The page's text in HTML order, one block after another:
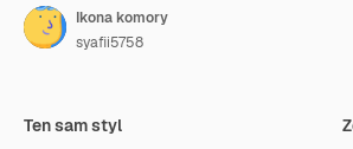
Ikona komory
syafii5758
Ten sam styl